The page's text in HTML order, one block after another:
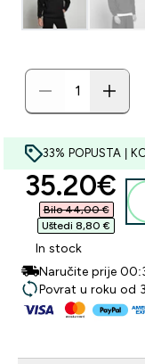
33% POPUSTA |
35.20€‎
Bilo 44,00 €‎
Uštedi 8,80 €‎
In stock
Naručite prije
Povrat u roku od